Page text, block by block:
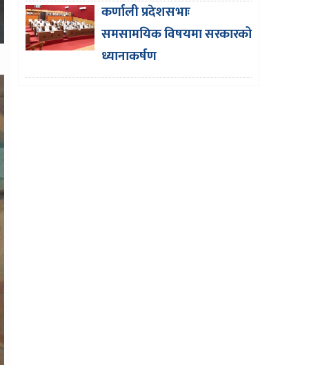
कर्णाली प्रदेशसभाः
समसामयिक विषयमा सरकारको
ध्यानाकर्षण